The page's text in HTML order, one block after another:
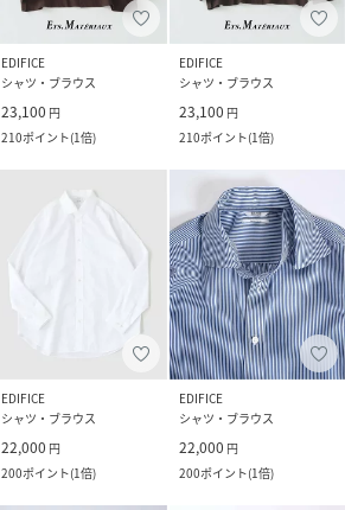
EDIFICE
シャツ・ブラウス
23,100 円
210ポイント(1倍)
EDIFICE
シャツ・ブラウス
23,100 円
210ポイント(1倍)
EDIFICE
シャツ・ブラウス
22,000 円
200ポイント(1倍)
EDIFICE
シャツ・ブラウス
22,000 円
200ポイント(1倍)